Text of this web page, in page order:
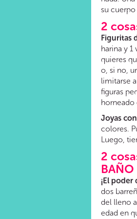
su
2
Figuritas
harina y 1
quieres
o, si no,
limitarse
figuras
horneado
Joyas
colores.
Luego,
2
BAÑO
¡El poder
dos
del lleno
edad en